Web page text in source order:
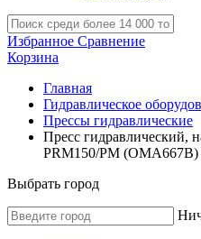
Избранное Сравнение
Корзина
Главная
Гидравлическое
Прессы гидравлические
Пресс гидравлический,
PRM150/PM (OMA667B)
Выбрать город